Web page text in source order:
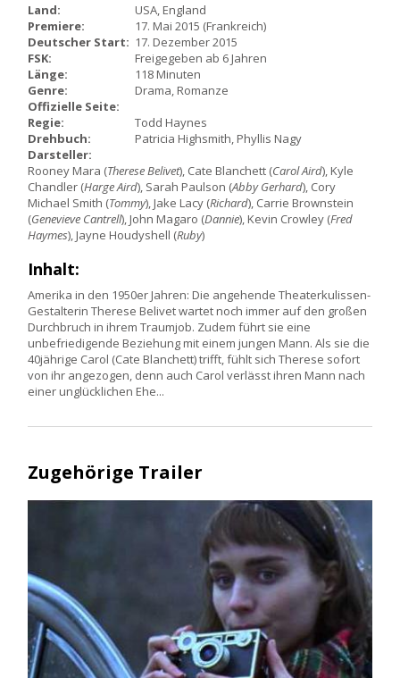
Land:
USA, England
Premiere:
17. Mai 2015 (Frankreich)
Deutscher Start: 17. Dezember 2015
FSK:
Freigegeben ab 6 Jahren
Länge:
118 Minuten
Genre:
Drama, Romanze
Offizielle Seite:
Regie:
Todd Haynes
Drehbuch:
Patricia Highsmith, Phyllis Nagy
Darsteller:
Rooney Mara (Therese Belivet), Cate Blanchett (Carol Aird), Kyle
Chandler (Harge Aird), Sarah Paulson (Abby Gerhard), Cory
Michael Smith (Tommy), Jake Lacy (Richard), Carrie Brownstein
(Genevieve Cantrell), John Magaro (Dannie), Kevin Crowley (Fred
Haymes), Jayne Houdyshell (Ruby)
Inhalt:
Amerika in den 1950er Jahren: Die angehende Theaterkulissen-
Gestalterin Therese Belivet wartet noch immer auf den großen
Durchbruch in ihrem Traumjob. Zudem führt sie eine
unbefriedigende Beziehung mit einem jungen Mann. Als sie die
40jährige Carol (Cate Blanchett) trifft, fühlt sich Therese sofort
von ihr angezogen, denn auch Carol verlässt ihren Mann nach
einer unglücklichen Ehe...
Zugehörige Trailer